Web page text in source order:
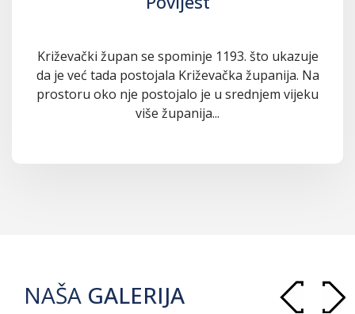
Križevački župan se spominje 1193. što ukazuje
da je već tada postojala Križevačka županija. Na
prostoru oko nje postojalo je u srednjem vijeku
više županija...
NAŠA GALERIJA